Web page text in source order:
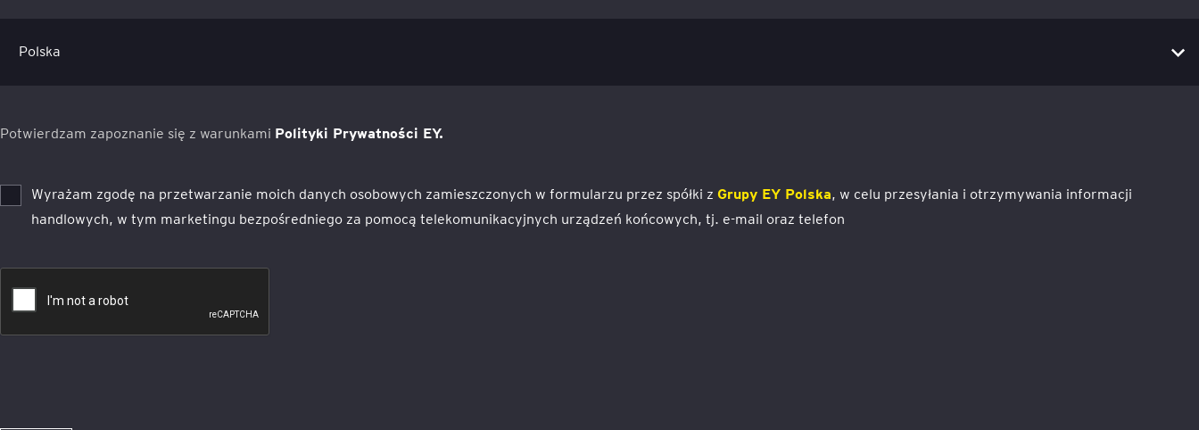
Potwierdzam zapoznanie się z warunkami Polityki Prywatności EY.
Wyrażam zgodę na przetwarzanie moich danych osobowych zamieszczonych w formularzu przez spółki z Grupy EY Polska, w celu przesyłania i otrzymywania informacji
handlowych, w tym marketingu bezpośredniego za pomocą telekomunikacyjnych urządzeń końcowych, tj. e-mail oraz telefon